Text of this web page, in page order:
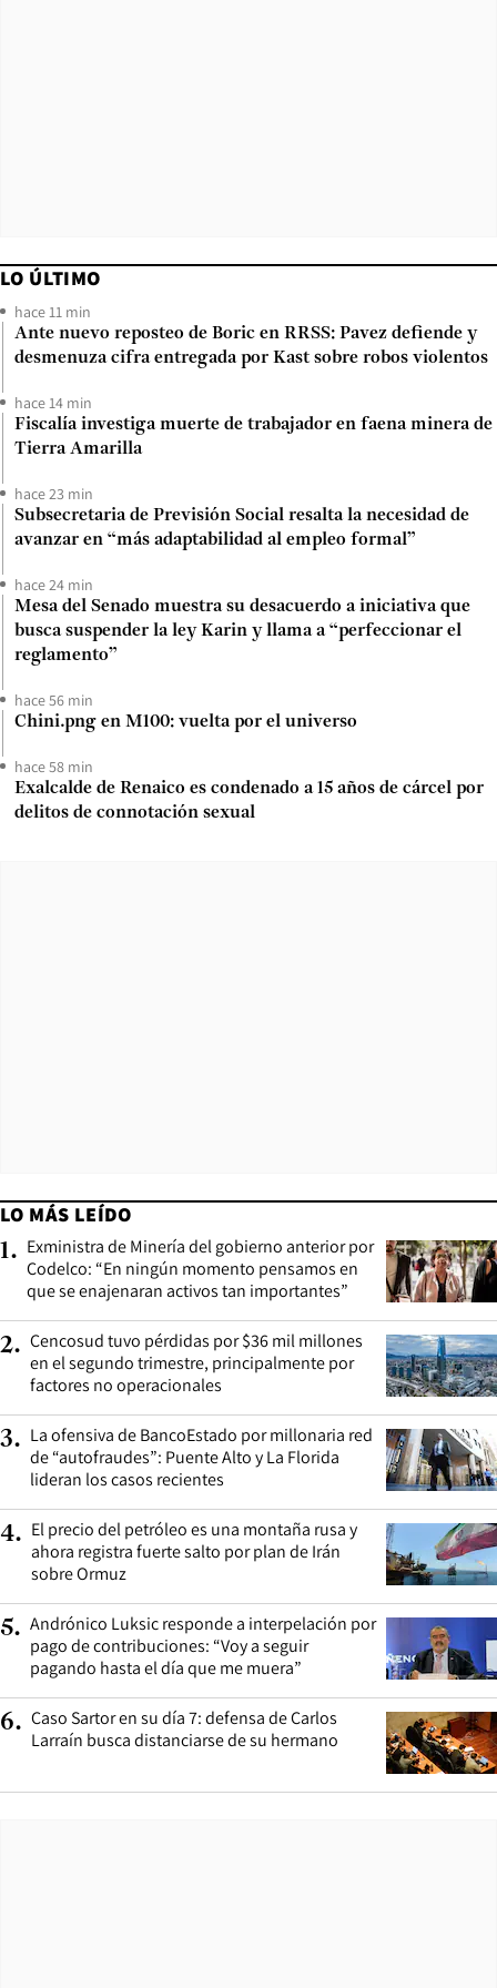
LO ÚLTIMO
hace 11 min
Ante nuevo reposteo de Boric en RRSS: Pavez defiende y
desmenuza cifra entregada por Kast sobre robos violentos
hace 14 min
Fiscalía investiga muerte de trabajador en faena minera de
Tierra Amarilla
hace 23 min
Subsecretaria de Previsión Social resalta la necesidad de
avanzar en “más adaptabilidad al empleo formal”
hace 24 min
Mesa del Senado muestra su desacuerdo a iniciativa que
busca suspender la ley Karin y llama a “perfeccionar el
reglamento”
hace 56 min
Chini.png en M100: vuelta por el universo
hace 58 min
Exalcalde de Renaico es condenado a 15 años de cárcel por
delitos de connotación sexual
LO MÁS LEÍDO
1. Exministra de Minería del gobierno anterior por
Codelco: “En ningún momento pensamos en
que se enajenaran activos tan importantes”
2. Cencosud tuvo pérdidas por $36 mil millones
en el segundo trimestre, principalmente por
factores no operacionales
3. La ofensiva de BancoEstado por millonaria red
de “autofraudes”: Puente Alto y La Florida
lideran los casos recientes
4. El precio del petróleo es una montaña rusa y
ahora registra fuerte salto por plan de Irán
sobre Ormuz
5. Andrónico Luksic responde a interpelación por
pago de contribuciones: “Voy a seguir
pagando hasta el día que me muera”
6. Caso Sartor en su día 7: defensa de Carlos
Larraín busca distanciarse de su hermano